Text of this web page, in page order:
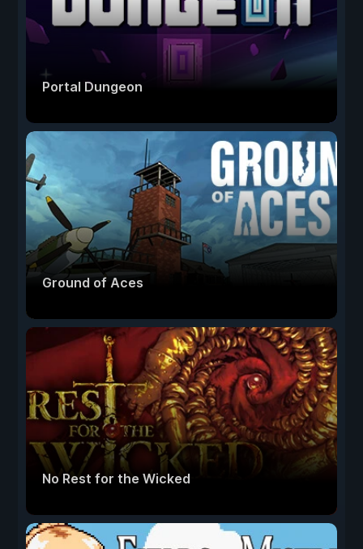
Portal Dungeon
Ground of Aces
No Rest for the Wicked